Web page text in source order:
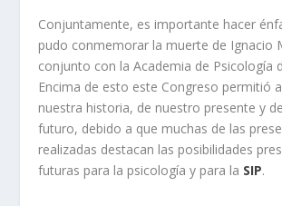
Conjuntamente, es importante hacer
pudo conmemorar la muerte de Ignacio
conjunto con la Academia de Psicología
Encima de esto este Congreso permitió
nuestra historia, de nuestro presente y
futuro, debido a que muchas de las
realizadas destacan las posibilidades
futuras para la psicología y para la SIP.